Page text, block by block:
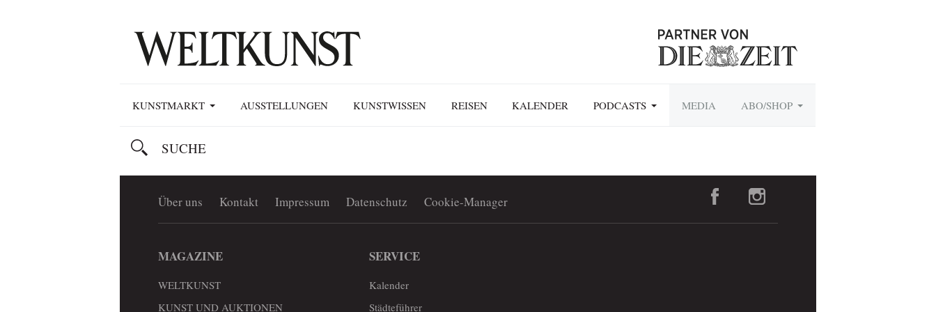
KUNSTMARKT AUSSTELLUNGEN KUNSTWISSEN REISEN KALENDER PODCASTS MEDIA ABO/SHOP
Über uns Kontakt Impressum Datenschutz Cookie-Manager
MAGAZINE
WELTKUNST
KUNST UND AUKTIONEN
SERVICE
Kalender
Städteführer